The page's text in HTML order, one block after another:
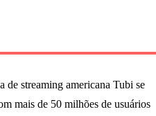
de streaming americana Tubi se
mais de 50 milhões de usuários